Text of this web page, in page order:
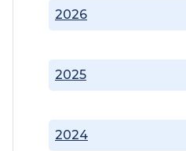
2024
2025
2026